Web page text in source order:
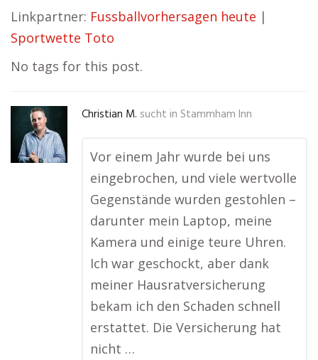
Linkpartner: Fussballvorhersagen heute |
Sportwette Toto
No tags for this post.
Christian M. sucht in Stammham Inn
Vor einem Jahr wurde bei uns
eingebrochen, und viele wertvolle
Gegenstände wurden gestohlen –
darunter mein Laptop, meine
Kamera und einige teure Uhren.
Ich war geschockt, aber dank
meiner Hausratversicherung
bekam ich den Schaden schnell
erstattet. Die Versicherung hat
nicht …